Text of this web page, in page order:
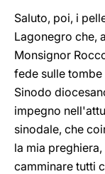
Saluto, poi, i
Lagonegro che,
Monsignor
fede sulle
Sinodo
impegno
sinodale, che
la mia
camminare tutti